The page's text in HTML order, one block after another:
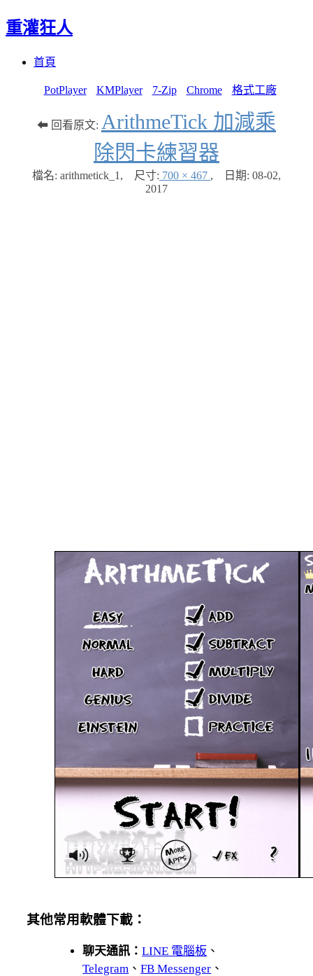
重灌狂人
首頁
PotPlayer KMPlayer 7-Zip Chrome 格式工廠
⬅ 回看原文: ArithmeTick 加減乘
除閃卡練習器
檔名: arithmetick_1 , 尺寸: 700 × 467 , 日期: 08-02,
2017
其他常用軟體下載：
聊天通訊：LINE 電腦板 、
Telegram 、FB Messenger 、